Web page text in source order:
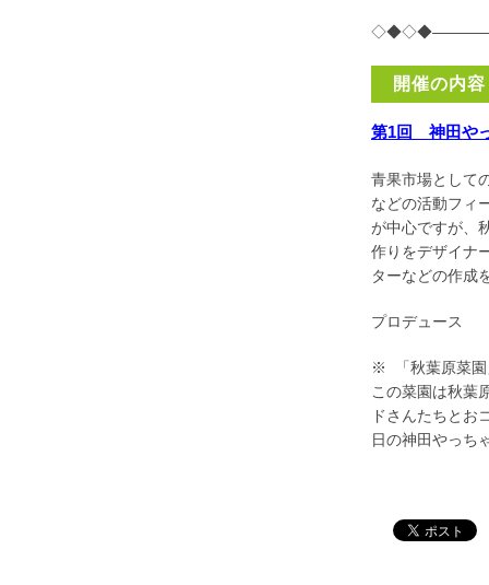
開催の内容
第1回 神田や
青果市場として
などの活動フィ
が中心ですが、
作りをデザイナ
ターなどの作成
プロデュー
※ 「秋葉原菜園
この菜園は秋葉
ドさんたちとお
日の神田やっち